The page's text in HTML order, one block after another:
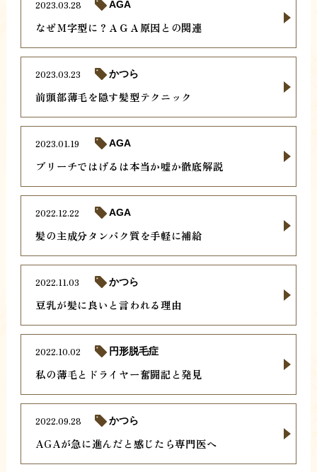
なぜＭ字型に？ＡＧＡ原因との関連
2023.03.28 AGA
前頭部薄毛を隠す髪型テクニック
2023.03.23 かつら
ブリーチではげるは本当か嘘か徹底解説
2023.01.19 AGA
髪の主成分タンパク質を手軽に補給
2022.12.22 AGA
豆乳が髪に良いと言われる理由
2022.11.03 かつら
私の薄毛とドライヤー奮闘記と発見
2022.10.02 円形脱毛症
AGAが急に進んだと感じたら専門医へ
2022.09.28 かつら